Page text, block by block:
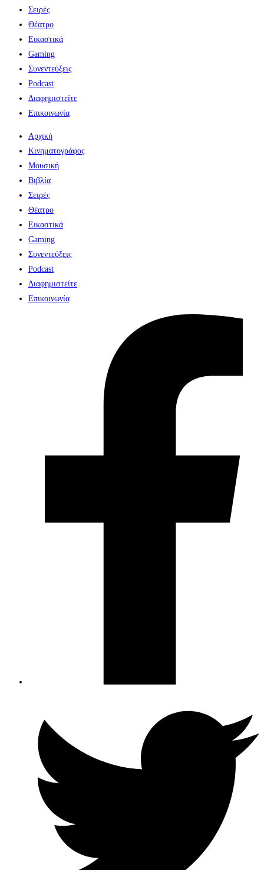
Σειρές
Θέατρο
Εικαστικά
Gaming
Συνεντεύξεις
Podcast
Διαφημιστείτε
Επικοινωνία
Αρχική
Κινηματογράφος
Μουσική
Βιβλία
Σειρές
Θέατρο
Εικαστικά
Gaming
Συνεντεύξεις
Podcast
Διαφημιστείτε
Επικοινωνία